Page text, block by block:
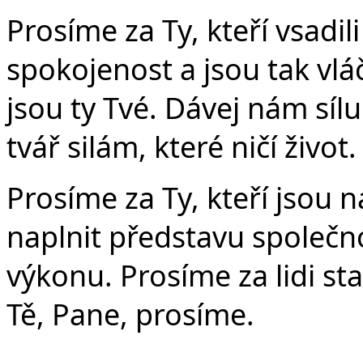
Prosíme za Ty, kteří
spokojenost a jsou tak
jsou ty Tvé. Dávej nám
tvář silám, které ničí
Prosíme za Ty, kteří jsou
naplnit představu
výkonu. Prosíme za lidi
Tě, Pane, prosíme.